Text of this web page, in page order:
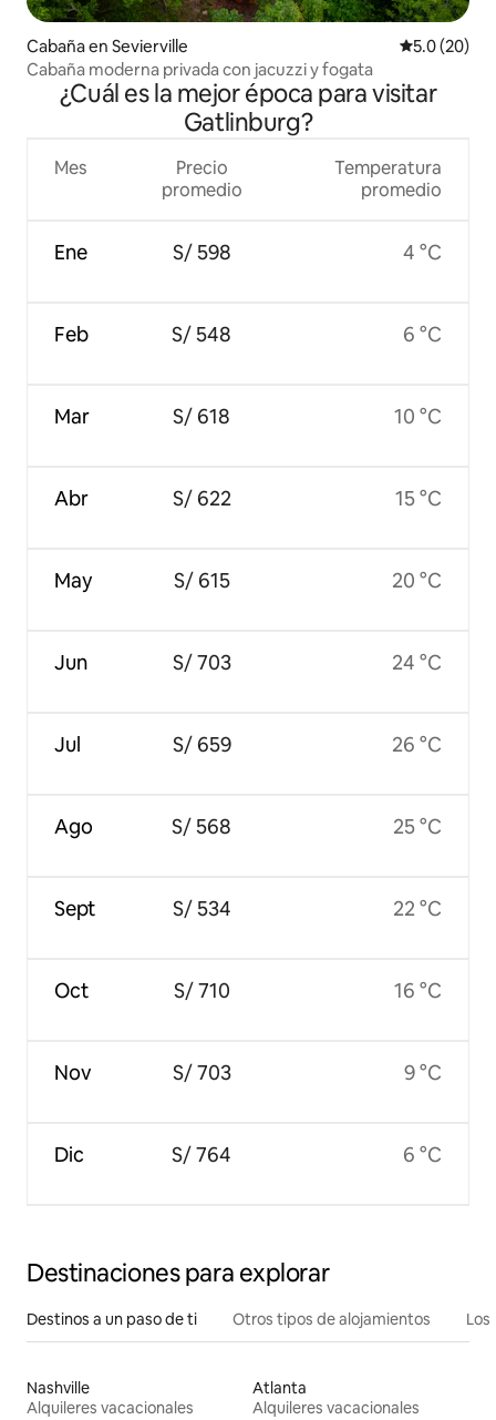
Cabaña en Sevierville Calificación
5.0 (20)
Cabaña moderna privada con jacuzzi y fogata
¿Cuál es la mejor época para visitar
Gatlinburg?
Mes
Ene
Feb
Mar
Abr
May
Jun
Jul
Ago
Sept
Oct
Nov
Dic
Precio
promedio
S/ 598
S/ 548
S/ 618
S/ 622
S/ 615
S/ 703
S/ 659
S/ 568
S/ 534
S/ 710
S/ 703
S/ 764
Temperatura
promedio
4 °C
6 °C
10 °C
15 °C
20 °C
24 °C
26 °C
25 °C
22 °C
16 °C
9 °C
6 °C
Destinaciones para explorar
Destinos a un paso de ti Otros tipos de alojamientos
Nashville
Alquileres vacacionales
Atlanta
Alquileres vacacionales